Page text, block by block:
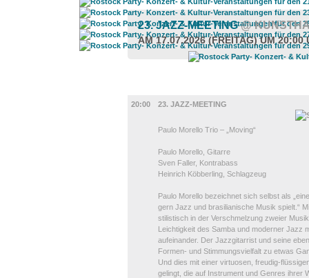
23. JAZZ-MEETING@
AM 17.07.2026 (FREITAG) UM 20:00
20:00
23. JAZZ-MEETING
Paulo Morello Trio – „Moving“
Paulo Morello, Gitarre
Sven Faller, Kontrabass
Heinrich Köbberling, Schlagzeug
Paulo Morello bezeichnet sich selbst als
gern Jazz und brasilianische Musik spielt.“
stilistisch in der Verschmelzung zweier
Leichtigkeit des Samba und moderner Jazz
aufeinander. Der Jazzgitarrist und seine
Formen- und Stimmungsvielfalt zu etwas
Und dies mit einer virtuosen, freudig-
gelingt, die auf Instrument und Genres ihrer